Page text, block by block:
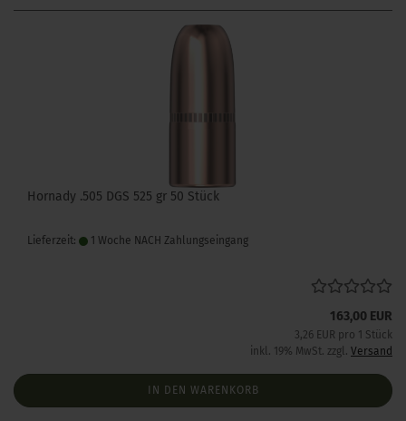
Hornady .505 DGS 525 gr 50 Stück
Lieferzeit: 1 Woche NACH Zahlungseingang
163,00 EUR
3,26 EUR pro 1 Stück
inkl. 19% MwSt. zzgl. Versand
IN DEN WARENKORB